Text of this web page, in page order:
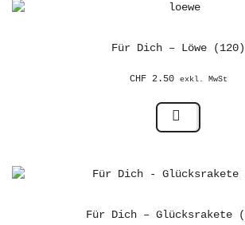
Für Dich – Löwe (120)
CHF2.50 exkl. MwSt
Für Dich – Glücksrakete